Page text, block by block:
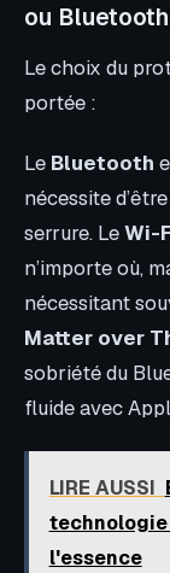
ou
Le choix du
portée :
Le Bluetooth
nécessite
serrure. LeWi-
n’importe où,
nécessitant
Matter over
sobriété du
fluide avec
LIRE AUSSI
l'essence